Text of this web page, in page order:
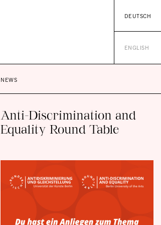
DEUTSCH
ENGLISH
NEWS
Anti-Discrimination and
Equality Round Table